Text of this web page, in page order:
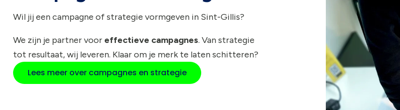
Wil jij een campagne of strategie vormgeven in Sint-Gillis?
We zijn je partner voor effectieve campagnes. Van strategie
tot resultaat, wij leveren. Klaar om je merk te laten schitteren?
Lees meer over campagnes en strategie